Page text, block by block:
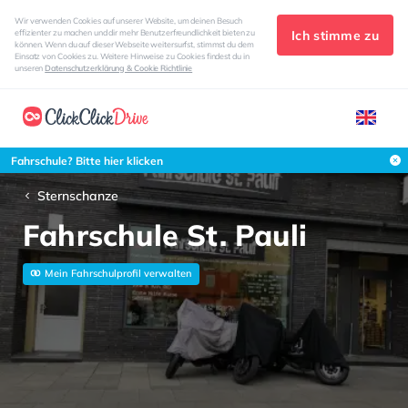
Wir verwenden Cookies auf unserer Website, um deinen Besuch
effizienter zu machen und dir mehr Benutzerfreundlichkeit bieten zu
können. Wenn du auf dieser Webseite weitersurfst, stimmst du dem
Einsatz von Cookies zu. Weitere Hinweise zu Cookies findest du in
unserenDatenschutzerklärung & Cookie Richtlinie
Ich stimme zu
Fahrschule? Bitte hier klicken
Sternschanze
Fahrschule St. Pauli
Mein Fahrschulprofil verwalten